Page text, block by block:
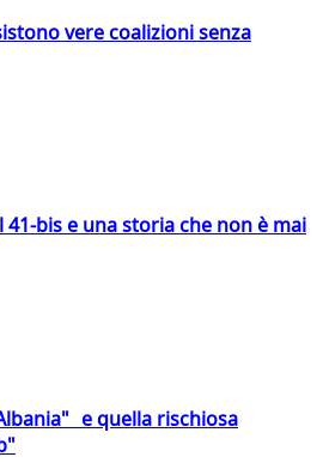
vere coalizioni senza
41-bis e una storia che non è mai
e quella rischiosa